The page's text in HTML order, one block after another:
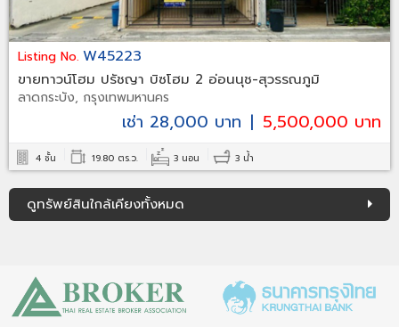
Listing No. W45223
ขายทาวน์โฮม ปรัชญา บิซโฮม 2 อ่อนนุช-สุวรรณภูมิ
ลาดกระบัง, กรุงเทพมหานคร
5,500,000 บาท
|
เช่า 28,000 บาท
4 ชั้น 19.80 ตร.ว. 3 นอน 3 น้ำ
ดูทรัพย์สินใกล้เคียงทั้งหมด